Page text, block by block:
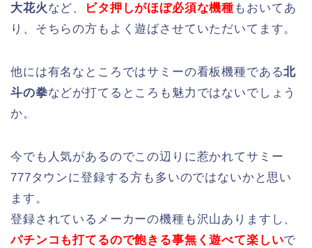
大花火 など、 ビタ押しがほぼ必須な機種 もおいてあ
り、そちらの方もよく遊ばさせていただいてます。
他には有名なところではサミーの看板機種である北
斗の拳などが打てるところも魅力ではないでしょう
か。
今でも人気があるのでこの辺りに惹かれてサミー
777タウンに登録する方も多いのではないかと思い
ます。
登録されているメーカーの機種も沢山ありますし、
パチンコも打てるので飽きる事無く遊べて楽しいで